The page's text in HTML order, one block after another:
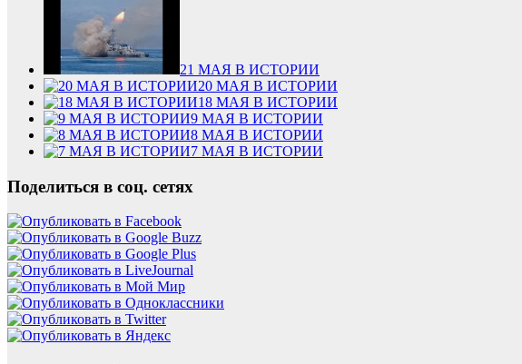
21 МАЯ В ИСТОРИИ
20 МАЯ В ИСТОРИИ
18 МАЯ В ИСТОРИИ
9 МАЯ В ИСТОРИИ
8 МАЯ В ИСТОРИИ
7 МАЯ В ИСТОРИИ
Поделиться в соц. сетях